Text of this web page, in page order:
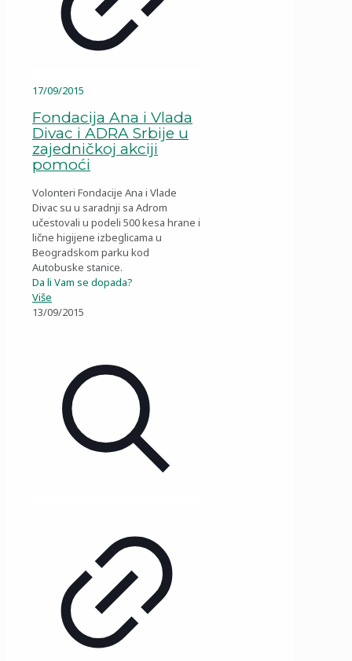
17/09/2015
Fondacija Ana i Vlada
Divac i ADRA Srbije u
zajedničkoj akciji
pomoći
Volonteri Fondacije Ana i Vlade
Divac su u saradnji sa Adrom
učestovali u podeli 500 kesa hrane i
lične higijene izbeglicama u
Beogradskom parku kod
Autobuske stanice.
Da li Vam se dopada?
Više
13/09/2015